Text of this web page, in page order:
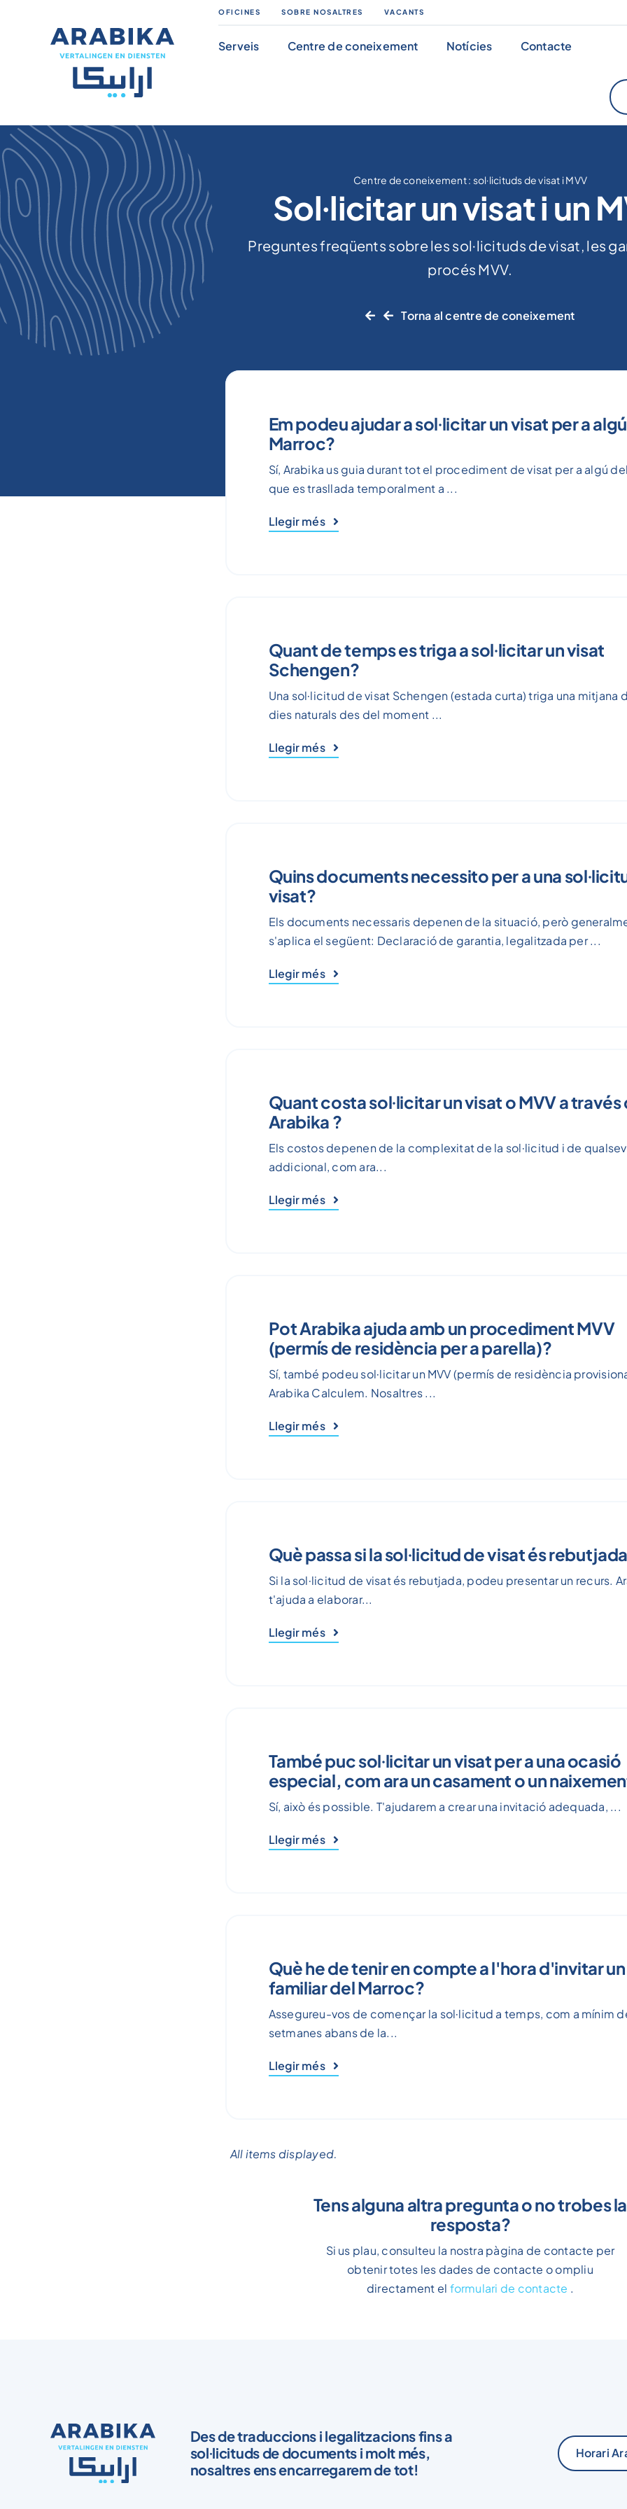
contingut
OFICINES SOBRE NOSALTRES VACANTS
Serveis Centre de coneixement Notícies Contacte
Centre de coneixement: sol·licituds de visat i MVV
Sol·licitar un visat i un
Preguntes freqüents sobre les sol·licituds de visat, les
procés MVV.
Torna al centre de coneixement
Em podeu ajudar a sol·licitar un visat per a
Marroc?
Sí, Arabika us guia durant tot el procediment de visat per a algú
que es trasllada temporalment a ...
Llegir més
Quant de temps es triga a sol·licitar un visat
Schengen?
Una sol·licitud de visat Schengen (estada curta) triga una mitjana
dies naturals des del moment ...
Llegir més
Quins documents necessito per a una
visat?
Els documents necessaris depenen de la situació, però
s'aplica el següent: Declaració de garantia, legalitzada per ...
Llegir més
Quant costa sol·licitar un visat o MVV a través
Arabika ?
Els costos depenen de la complexitat de la sol·licitud i de
addicional, com ara...
Llegir més
Pot Arabika ajuda amb un procediment MVV
(permís de residència per a parella)?
Sí, també podeu sol·licitar un MVV (permís de residència
Arabika Calculem. Nosaltres ...
Llegir més
Què passa si la sol·licitud de visat és
Si la sol·licitud de visat és rebutjada, podeu presentar un recurs.
t'ajuda a elaborar...
Llegir més
També puc sol·licitar un visat per a una ocasió
especial, com ara un casament o un
Sí, això és possible. T'ajudarem a crear una invitació adequada, ...
Llegir més
Què he de tenir en compte a l'hora d'invitar un
familiar del Marroc?
Assegureu-vos de començar la sol·licitud a temps, com a mínim
setmanes abans de la...
Llegir més
Si us plau, consulteu la nostra pàgina de contacte per
obtenir totes les dades de contacte o ompliu
directament el formulari de contacte.
nosaltres ens encarregarem de tot!